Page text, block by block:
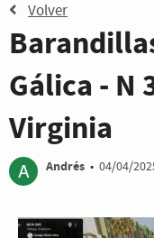
Volver
Gálica - N
Virginia
A Andrés • 04/04/